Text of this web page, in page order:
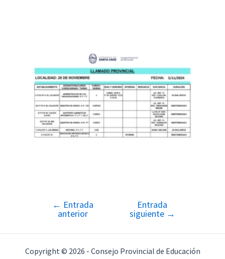
Navegación
entradas
← Entrada
anterior
Entrada
siguiente →
Copyright © 2026 - Consejo Provincial de Educación